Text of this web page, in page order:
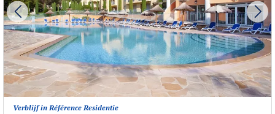
Verblijf in Référence Residentie